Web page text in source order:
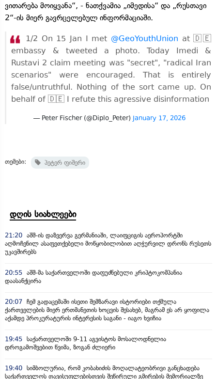
ვითარება მოიყვანა“, - ნათქვამია „იმედისა“ და „რუსთავი
2“-ის მიერ გავრცელებულ ინფორმაციაში.
1/2 On 15 Jan I met @GeoYouthUnion at 🇩🇪
embassy & tweeted a photo. Today Imedi &
Rustavi 2 claim meeting was "secret", "radical Iran
scenarios" were encouraged. That is entirely
false/untruthful. Nothing of the sort came up. On
behalf of 🇩🇪 I refute this agressive disinformation
— Peter Fischer (@Diplo_Peter) January 17, 2026
თემები: პეტერ ფიშერი
დღის სიახლეები
21:20 აშშ-ის დაზვერვა გერმანიაში, ლაიფციგის აეროპორტში
აღმოჩენილ ასაფეთქებელი მოწყობილობით აღჭურვილ დრონს რუსეთს
უკავშირებს
20:55 აშშ-მა საქართველოში დაფუძნებული კრიპტოკომპანია
დაასანქცირა
20:07 ჩემ გადაცემაში ისეთი შემზარავი ისტორიები თქმულა
ქართველების მიერ ერთმანეთის ხოცვის შესახებ, მაგრამ ეს არ ყოფილა
აქამდე პროკურატურის ინტერესის საგანი - იაგო ხვიჩია
19:45 საქართველოში 9-11 აგვისტოს მოსალოდნელია
დროგამოშვებით წვიმა, ზოგან ძლიერი
19:40 სიმბოლურია, რომ კობახიძის მოღალატეობრივი განცხადება
საქართველოს თავისუფლებისთვის შეწირული გმირების მემორიალზე